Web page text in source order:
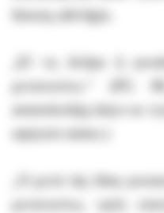
žmonų atžvilgiu.
„Εἴ τις ἄνδρα ἢ
arsenokoitiją darys su
septynis metus.)
„Ὁ μετὰ τῆς ἰδίας
μετανοείτω, τρεῖς